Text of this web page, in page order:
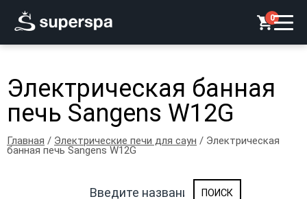
0
Электрическая банная
печь Sangens W12G
Главная / Электрические печи для саун / Электрическая
банная печь Sangens W12G